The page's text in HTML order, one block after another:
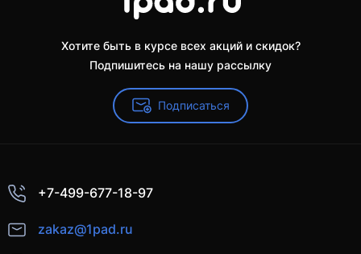
Хотите быть в курсе всех акций и скидок?
Подпишитесь на нашу рассылку
Подписаться
+7-499-677-18-97
zakaz@1pad.ru